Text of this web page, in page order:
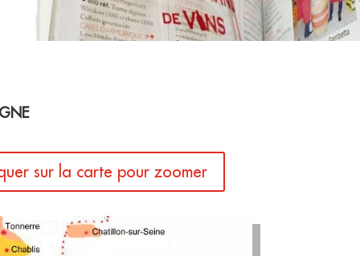
sur la carte pour zoomer